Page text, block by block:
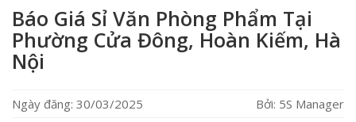
Báo Giá Sỉ Văn Phòng Phẩm Tại
Phường Cửa Đông, Hoàn Kiếm, Hà
Nội
Ngày đăng: 30/03/2025 Bởi: 5S Manager